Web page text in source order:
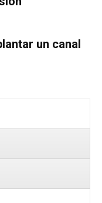
un canal